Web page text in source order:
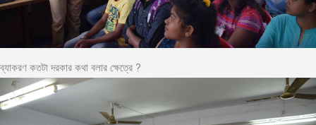
ব্যাকরণ কতটা দরকার কথা বলার ক্ষেত্রে ?